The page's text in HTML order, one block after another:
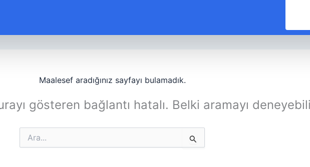
Maalesef aradığınız sayfayı bulamadık.
gösteren bağlantı hatalı. Belki aramayı
Search
for: